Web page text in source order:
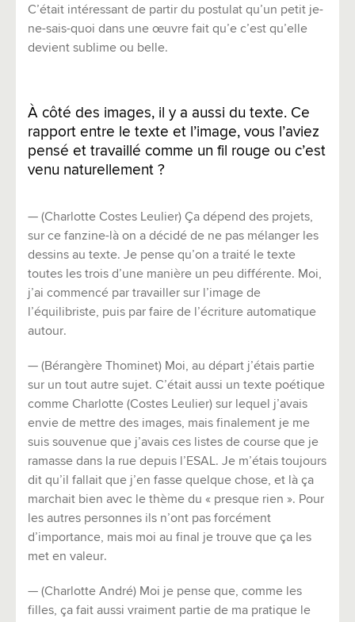
C’était intéressant de partir du postulat qu’un petit je-
ne-sais-quoi dans une œuvre fait qu’e c’est qu’elle
devient sublime ou belle.
À côté des images, il y a aussi du texte. Ce
rapport entre le texte et l’image, vous l’aviez
pensé et travaillé comme un fil rouge ou c’est
venu naturellement ?
— (Charlotte Costes Leulier) Ça dépend des projets,
sur ce fanzine-là on a décidé de ne pas mélanger les
dessins au texte. Je pense qu’on a traité le texte
toutes les trois d’une manière un peu différente. Moi,
j’ai commencé par travailler sur l’image de
l’équilibriste, puis par faire de l’écriture automatique
autour.
— (Bérangère Thominet) Moi, au départ j’étais partie
sur un tout autre sujet. C’était aussi un texte poétique
comme Charlotte (Costes Leulier) sur lequel j’avais
envie de mettre des images, mais finalement je me
suis souvenue que j’avais ces listes de course que je
ramasse dans la rue depuis l’ESAL. Je m’étais toujours
dit qu’il fallait que j’en fasse quelque chose, et là ça
marchait bien avec le thème du « presque rien ». Pour
les autres personnes ils n’ont pas forcément
d’importance, mais moi au final je trouve que ça les
met en valeur.
— (Charlotte André) Moi je pense que, comme les
filles, ça fait aussi vraiment partie de ma pratique le